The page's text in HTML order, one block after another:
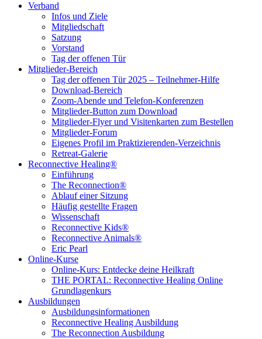
Verband
Infos und Ziele
Mitgliedschaft
Satzung
Vorstand
Tag der offenen Tür
Mitglieder-Bereich
Tag der offenen Tür 2025 – Teilnehmer-Hilfe
Download-Bereich
Zoom-Abende und Telefon-Konferenzen
Mitglieder-Button zum Download
Mitglieder-Flyer und Visitenkarten zum Bestellen
Mitglieder-Forum
Eigenes Profil im Praktizierenden-Verzeichnis
Retreat-Galerie
Reconnective Healing®
Einführung
The Reconnection®
Ablauf einer Sitzung
Häufig gestellte Fragen
Wissenschaft
Reconnective Kids®
Reconnective Animals®
Eric Pearl
Online-Kurse
Online-Kurs: Entdecke deine Heilkraft
THE PORTAL: Reconnective Healing Online
Grundlagenkurs
Ausbildungen
Ausbildungsinformationen
Reconnective Healing Ausbildung
The Reconnection Ausbildung